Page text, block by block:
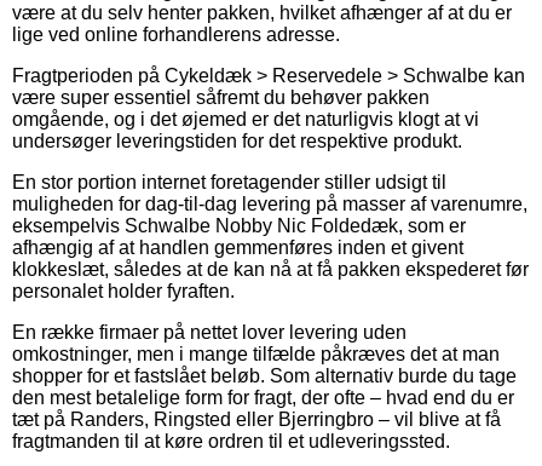
være at du selv henter pakken, hvilket afhænger af at du er
lige ved online forhandlerens adresse.
Fragtperioden på Cykeldæk > Reservedele > Schwalbe kan
være super essentiel såfremt du behøver pakken
omgående, og i det øjemed er det naturligvis klogt at vi
undersøger leveringstiden for det respektive produkt.
En stor portion internet foretagender stiller udsigt til
muligheden for dag-til-dag levering på masser af varenumre,
eksempelvis Schwalbe Nobby Nic Foldedæk, som er
afhængig af at handlen gemmenføres inden et givent
klokkeslæt, således at de kan nå at få pakken ekspederet før
personalet holder fyraften.
En række firmaer på nettet lover levering uden
omkostninger, men i mange tilfælde påkræves det at man
shopper for et fastslået beløb. Som alternativ burde du tage
den mest betalelige form for fragt, der ofte – hvad end du er
tæt på Randers, Ringsted eller Bjerringbro – vil blive at få
fragtmanden til at køre ordren til et udleveringssted.